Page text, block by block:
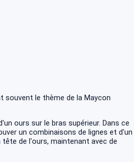
souvent le thème de la Maycon
ours sur le bras supérieur. Dans ce
un combinaisons de lignes et d'un
de l'ours, maintenant avec de